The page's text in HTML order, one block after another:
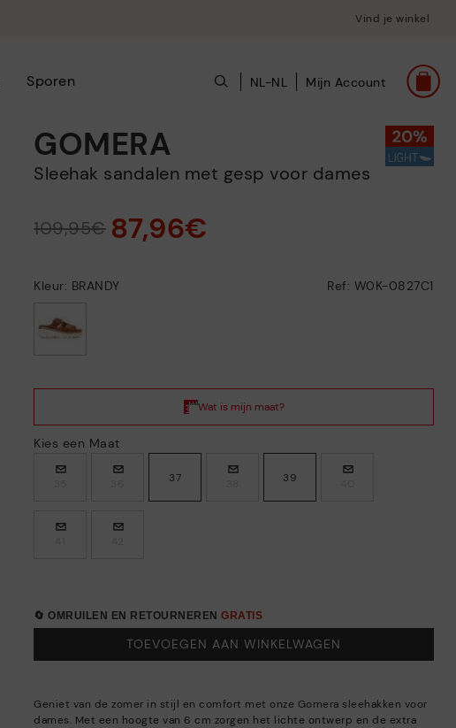
Vind je winkel
Sporen NL-NL Mijn Account
GOMERA
Sleehak sandalen met gesp voor dames
109,95€ 87,96€
Kleur: BRANDY Ref: W0K-0827C1
Kies een Maat
37 39
🔄 OMRUILEN EN RETOURNERENGRATIS
TOEVOEGEN AAN WINKELWAGEN
Geniet van de zomer in stijl en comfort met onze Gomera sleehakken voor
dames. Met een hoogte van 6 cm zorgen het lichte ontwerp en de extra